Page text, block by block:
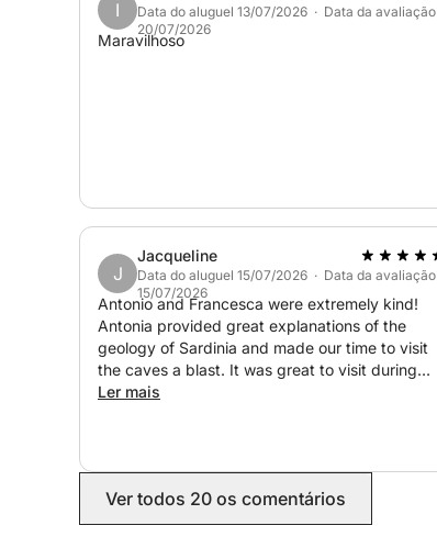
I
Data do aluguel 13/07/2026 · Data da avaliação
20/07/2026
Maravilhoso
J
Jacqueline
Data do aluguel 15/07/2026 · Data da avaliação
15/07/2026
Antonio and Francesca were extremely kind!
Antonia provided great explanations of the
geology of Sardinia and made our time to visit
the caves a blast. It was great to visit during
peak season and avoid the crowds at all the
Ler mais
Ver todos 20 os comentários